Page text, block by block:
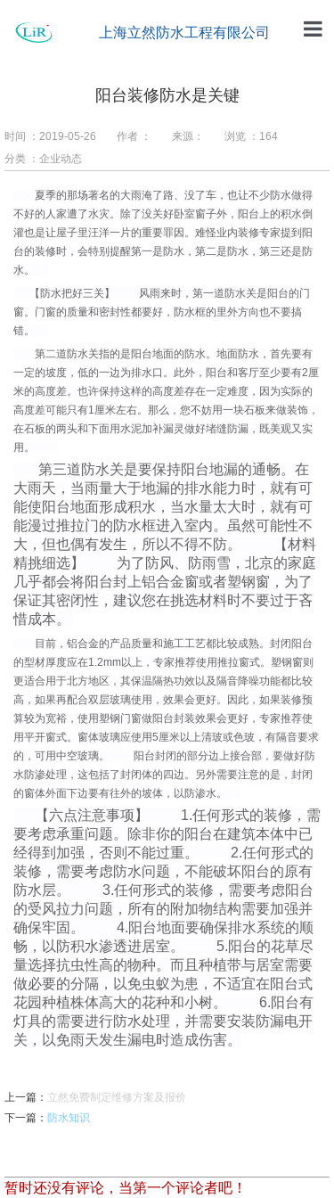
上海立然防水工程有限公司
阳台装修防水是关键
时间 ：2019-05-26 作者 ： 来源： 浏览 ： 164
分类 ：企业动态
夏季的那场著名的大雨淹了路、没了车，也让不少防水做得
不好的人家遭了水灾。除了没关好卧室窗子外，阳台上的积水倒
灌也是让屋子里汪洋一片的重要罪因。难怪业内装修专家提到阳
台的装修时，会特别提醒第一是防水，第二是防水，第三还是防
水。
【防水把好三关】 风雨来时，第一道防水关是阳台的门
窗。门窗的质量和密封性都要好，防水框的里外方向也不要搞
错。
第二道防水关指的是阳台地面的防水。地面防水，首先要有
一定的坡度，低的一边为排水口。此外，阳台和客厅至少要有2厘
米的高度差。也许保持这样的高度差存在一定难度，因为实际的
高度差可能只有1厘米左右。那么，您不妨用一块石板来做装饰，
在石板的两头和下面用水泥加补漏灵做好堵缝防漏，既美观又实
用。
第三道防水关是要保持阳台地漏的通畅。在
大雨天，当雨量大于地漏的排水能力时，就有可
能使阳台地面形成积水，当水量太大时，就有可
能漫过推拉门的防水框进入室内。虽然可能性不
大，但也偶有发生，所以不得不防。 【材料
精挑细选】 为了防风、防雨雪，北京的家庭
几乎都会将阳台封上铝合金窗或者塑钢窗，为了
保证其密闭性，建议您在挑选材料时不要过于吝
惜成本。
目前，铝合金的产品质量和施工工艺都比较成熟。封闭阳台
的型材厚度应在1.2mm以上，专家推荐使用推拉窗式。塑钢窗则
更适合用于北方地区，其保温隔热功效以及隔音降噪功能都比较
高，如果再配合双层玻璃使用，效果会更好。因此，如果装修预
算较为宽裕，使用塑钢门窗做阳台封装效果会更好，专家推荐使
用平开窗式。窗体玻璃应使用5厘米以上清玻或色玻，有隔音要求
的，可用中空玻璃。 阳台封闭的部分边上接合部，要做好防
水防渗处理，这包括了封闭体的四边。另外需要注意的是，封闭
的窗体外面下边要有往外的坡体，以防渗水。
【六点注意事项】 1.任何形式的装修，需
要考虑承重问题。除非你的阳台在建筑本体中已
经得到加强，否则不能过重。 2.任何形式的
装修，需要考虑防水问题，不能破坏阳台的原有
防水层。 3.任何形式的装修，需要考虑阳台
的受风拉力问题，所有的附加物结构需要加强并
确保牢固。 4.阳台地面要确保排水系统的顺
畅，以防积水渗透进居室。 5.阳台的花草尽
量选择抗虫性高的物种。而且种植带与居室需要
做必要的分隔，以免虫蚁为患，不适宜在阳台式
花园种植株体高大的花种和小树。 6.阳台有
灯具的需要进行防水处理，并需要安装防漏电开
关，以免雨天发生漏电时造成伤害。
上一篇： 立然免费制定维修方案及报价
下一篇： 防水知识
暂时还没有评论，当第一个评论者吧！